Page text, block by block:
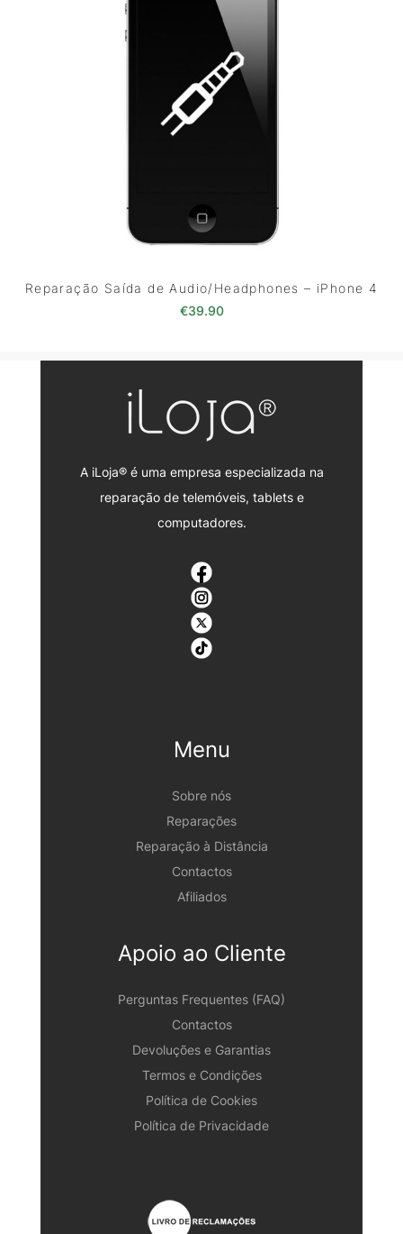
Reparação Saída de Audio/Headphones – iPhone 4
€39.90
A iLoja® é uma empresa especializada na
reparação de telemóveis, tablets e
computadores.
Menu
Sobre nós
Reparações
Reparação à Distância
Contactos
Afiliados
Apoio ao Cliente
Perguntas Frequentes (FAQ)
Contactos
Devoluções e Garantias
Termos e Condições
Política de Cookies
Política de Privacidade